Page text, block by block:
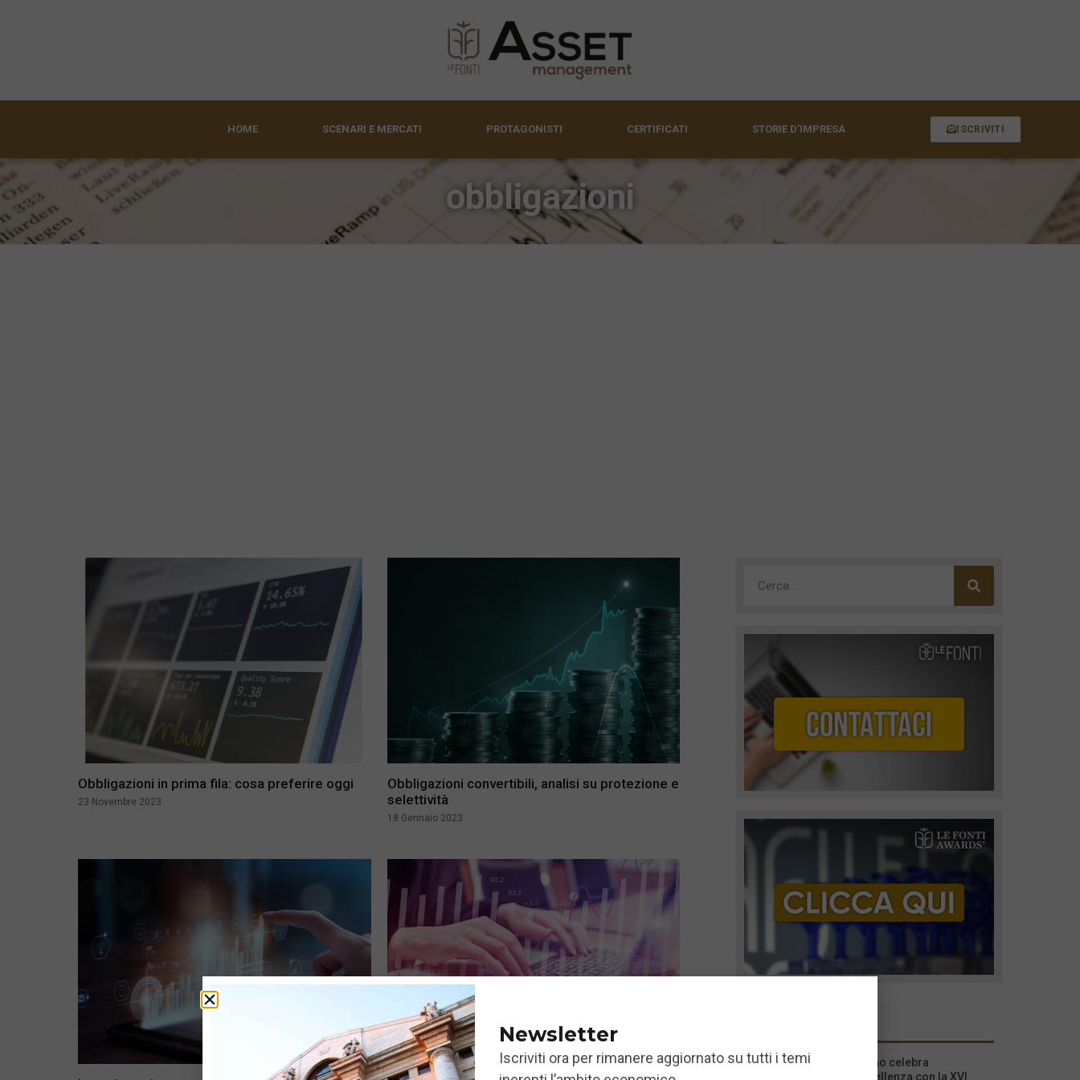
HOME SCENARI E MERCATI PROTAGONISTI CERTIFICATI STORIE D’IMPRESA ISCRIVITI
obbligazioni
Obbligazioni in prima fila: cosa preferire oggi
23 Novembre 2023
Obbligazioni convertibili, analisi su protezione e
selettività
18 Gennaio 2023
Milano celebra
l’eccellenza con la XVI
Newsletter
Iscriviti ora per rimanere aggiornato su tutti i temi